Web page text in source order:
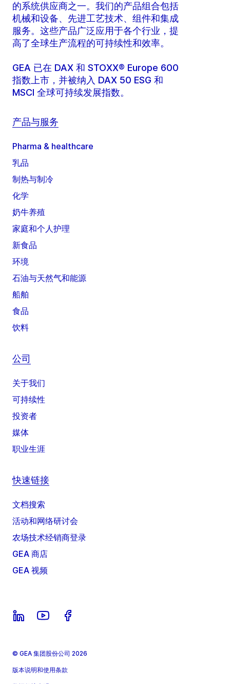
的系统供应商之一。我们的产品组合包括
机械和设备、先进工艺技术、组件和集成
服务。这些产品广泛应用于各个行业，提
高了全球生产流程的可持续性和效率。
GEA 已在 DAX 和 STOXX® Europe 600
指数上市，并被纳入 DAX 50 ESG 和
MSCI 全球可持续发展指数。
产品与服务
Pharma & healthcare
乳品
制热与制冷
化学
奶牛养殖
家庭和个人护理
新食品
环境
石油与天然气和能源
船舶
食品
饮料
公司
关于我们
可持续性
投资者
媒体
职业生涯
快速链接
文档搜索
活动和网络研讨会
农场技术经销商登录
GEA 商店
GEA 视频
© GEA 集团股份公司 2026
版本说明和使用条款